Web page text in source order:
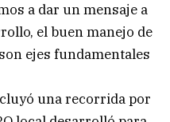
a dar un mensaje a
el buen manejo de
ejes fundamentales
una recorrida por